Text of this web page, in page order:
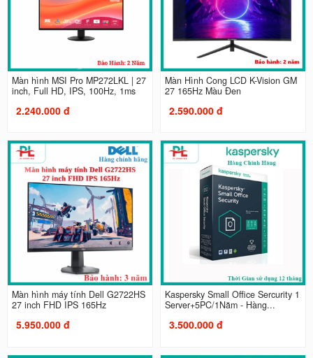
Màn hình MSI Pro MP272LKL | 27
inch, Full HD, IPS, 100Hz, 1ms
2.240.000 đ
Màn Hình Cong LCD K-Vision GM
27 165Hz Màu Đen
2.590.000 đ
Màn hình máy tính Dell G2722HS
27 inch FHD IPS 165Hz
5.950.000 đ
Kaspersky Small Office Sercurity 1
Server+5PC/1Năm - Hàng...
3.500.000 đ